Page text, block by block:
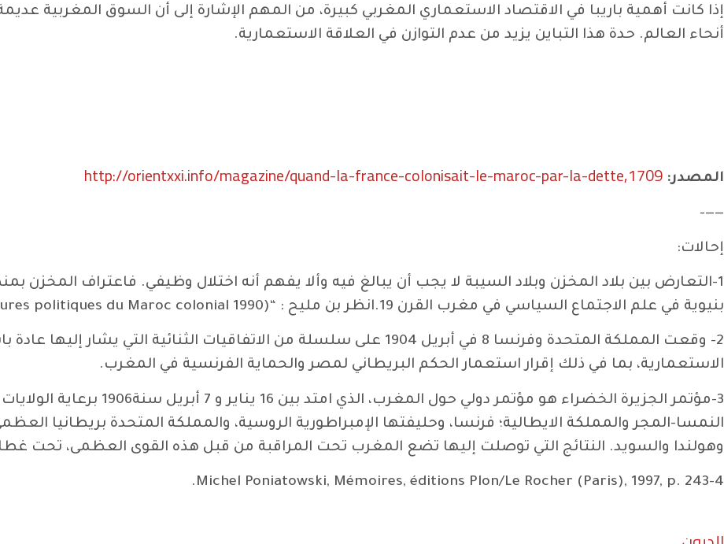
إذا كانت أهمية باريبا في الاقتصاد الاستعماري المغربي كبيرة، من المهم الإشارة إلى أن السوق المغربية
أنحاء العالم. حدة هذا التباين يزيد من عدم التوازن في العلاقة الاستعمارية.
المصدر: http://orientxxi.info/magazine/quand-la-france-colonisait-le-maroc-par-la-dette,1709
——–
إحالات:
1-التعارض بين بلاد المخزن وبلاد السيبة لا يجب أن يبالغ فيه وألا يفهم أنه اختلال وظيفي. فاعتراف
بنيوية في علم الاجتماع السياسي في مغرب القرن 19.انظر بن مليح : “(Structures politiques du Maroc colonial 1990)”.
2- وقعت المملكة المتحدة وفرنسا 8 في أبريل 1904 على سلسلة من الاتفاقيات الثنائية
الاستعمارية، بما في ذلك إقرار استعمار الحكم البريطاني لمصر والحماية الفرنسية في المغرب.
3-مؤتمر الجزيرة الخضراء هو مؤتمر
النمسا-المجر والمملكة الايطالية؛ فرنسا، وحليفتها الإمبراطورية الروسية، والمملكة المتحدة بريطانيا
وهولندا والسويد. النتائج التي توصلت إليها تضع المغرب تحت المراقبة من قبل هذه القوى العظمى، تحت غطاء
4-Michel Poniatowski, Mémoires, éditions Plon/Le Rocher (Paris), 1997, p. 243.